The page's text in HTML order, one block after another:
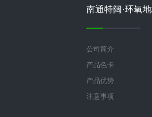
南通特阔·环氧
公司简介
产品色卡
产品优势
注意事项